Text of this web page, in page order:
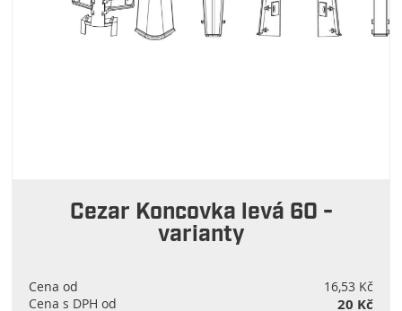
Cezar Koncovka levá 60 -
varianty
Cena od
16,53 Kč
Cena s DPH od
20 Kč